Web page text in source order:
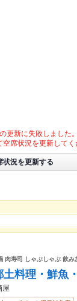
更新に失敗しました。
席状況を更新してく
状況を更新する
肉寿司 しゃぶしゃぶ 飲
土料理・鮮
屋